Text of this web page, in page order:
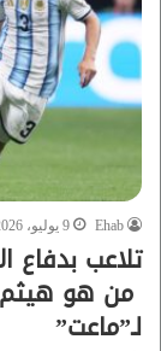
Ehab 9 يوليو، 2026
تلاعب بدفاع
من هو هيثم
لـ”ماعت”